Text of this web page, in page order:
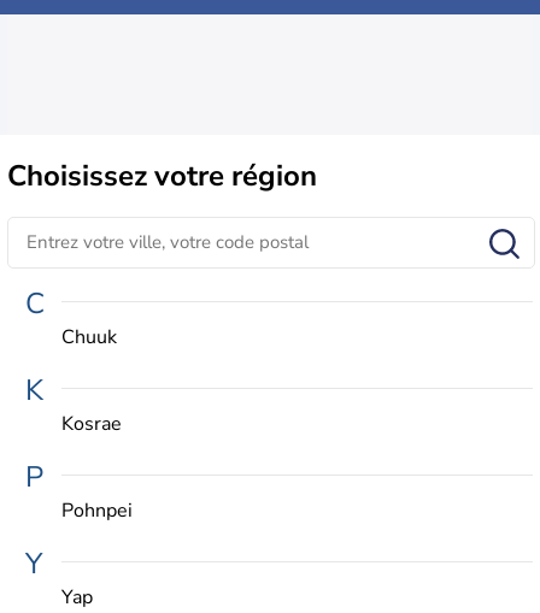
Choisissezvotre région
C
Chuuk
K
Kosrae
P
Pohnpei
Y
Yap